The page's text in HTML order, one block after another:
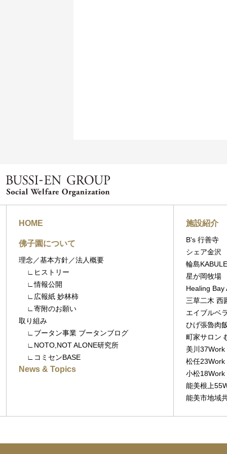
HOME
佛子園について
理念／基本方針／法人概要
∟ヒストリー
∟情報公開
∟広報紙 妙林柿
∟寄附のお願い
取り組み
∟ブータン事業 ブータンブログ
∟NOTO,NOT ALONE研究所
∟コミセンBASE
News & Topics
施設紹介
B's 行善寺
シェア金沢
輪島
星が岡牧場
Healing Bay
三草二木 西
エイブルベ
ひげ張魯肉
町家サロン
美川37Work
松任23Work
小松18Work
能美根上
能美市地域